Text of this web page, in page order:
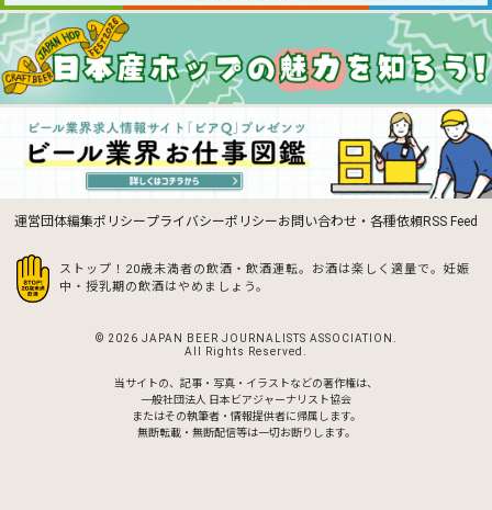
運営団体編集ポリシープライバシーポリシーお問い合わせ・各種依頼RSS Feed
ストップ！20歳未満者の飲酒・飲酒運転。お酒は楽しく適量で。 妊娠
中・授乳期の飲酒はやめましょう。
© 2026 JAPAN BEER JOURNALISTS ASSOCIATION.
All Rights Reserved.
当サイトの、記事・写真・イラストなどの著作権は、
一般社団法人 日本ビアジャーナリスト協会
またはその執筆者・情報提供者に帰属します。
無断転載・無断配信等は一切お断りします。